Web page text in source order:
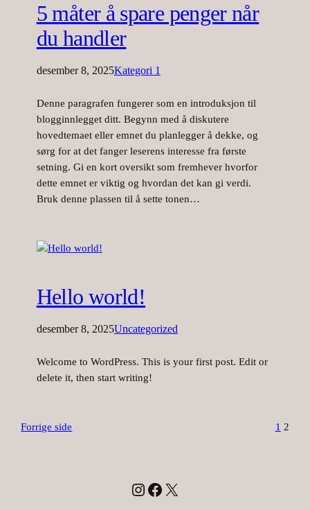
5 måter å spare penger når
du handler
desember 8, 2025Kategori 1
Denne paragrafen fungerer som en introduksjon til
blogginnlegget ditt. Begynn med å diskutere
hovedtemaet eller emnet du planlegger å dekke, og
sørg for at det fanger leserens interesse fra første
setning. Gi en kort oversikt som fremhever hvorfor
dette emnet er viktig og hvordan det kan gi verdi.
Bruk denne plassen til å sette tonen…
Hello world!
desember 8, 2025Uncategorized
Welcome to WordPress. This is your first post. Edit or
delete it, then start writing!
Forrige side 1 2
Instagram
Facebook
X